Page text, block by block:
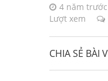
4 năm trước
Lượt xem
CHIA SẺ BÀI